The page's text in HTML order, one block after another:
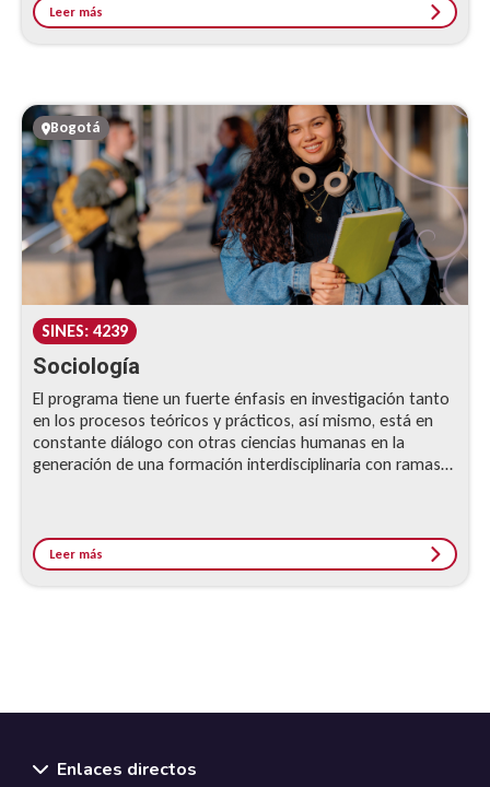
Leer más
Bogotá
SINES: 4239
Sociología
El programa tiene un fuerte énfasis en investigación tanto
en los procesos teóricos y prácticos, así mismo, está en
constante diálogo con otras ciencias humanas en la
generación de una formación interdisciplinaria con ramas
Leer más
Enlaces directos